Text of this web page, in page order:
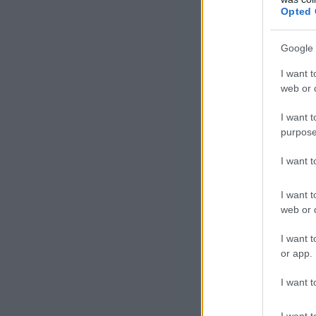
Opted
Google
I want
web or
I want
I want
I want
web or
I want
or app.
I want